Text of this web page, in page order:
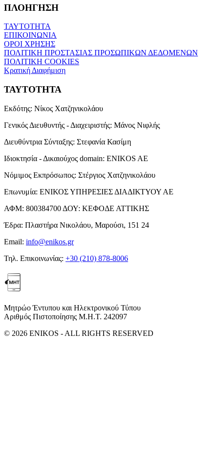
ΠΛΟΗΓΗΣΗ
ΤΑΥΤΟΤΗΤΑ
ΕΠΙΚΟΙΝΩΝΙΑ
ΟΡΟΙ ΧΡΗΣΗΣ
ΠΟΛΙΤΙΚΗ ΠΡΟΣΤΑΣΙΑΣ ΠΡΟΣΩΠΙΚΩΝ ΔΕΔΟΜΕΝΩΝ
ΠΟΛΙΤΙΚΗ COOKIES
Κρατική Διαφήμιση
ΤΑΥΤΟΤΗΤΑ
Εκδότης: Νίκος Χατζηνικολάου
Γενικός Διευθυντής - Διαχειριστής: Μάνος Νιφλής
Διευθύντρια Σύνταξης: Στεφανία Κασίμη
Ιδιοκτησία - Δικαιούχος domain: ENIKOS AE
Νόμιμος Εκπρόσωπος: Στέργιος Χατζηνικολάου
Επωνυμία: ΕΝΙΚΟΣ ΥΠΗΡΕΣΙΕΣ ΔΙΑΔΙΚΤΥΟΥ ΑΕ
ΑΦΜ: 800384700 ΔΟΥ: ΚΕΦΟΔΕ ΑΤΤΙΚΗΣ
Έδρα: Πλαστήρα Νικολάου, Μαρούσι, 151 24
Email: info@enikos.gr
Τηλ. Επικοινωνίας: +30 (210) 878-8006
Μητρώο Έντυπου και Ηλεκτρονικού Τύπου
Αριθμός Πιστοποίησης Μ.Η.Τ. 242097
© 2026 ENIKOS - ALL RIGHTS RESERVED